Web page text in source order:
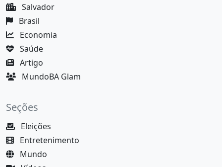
Salvador
Brasil
Economia
Saúde
Artigo
MundoBA Glam
Seções
Eleições
Entretenimento
Mundo